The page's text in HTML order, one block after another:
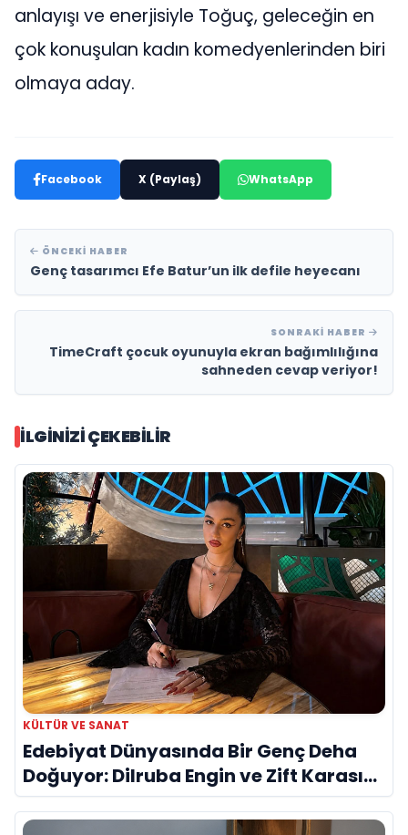
anlayışı ve enerjisiyle Toğuç, geleceğin en
çok konuşulan kadın komedyenlerinden biri
olmaya aday.
Facebook X (Paylaş) WhatsApp
ÖNCEKI HABER
Genç tasarımcı Efe Batur’un ilk defile heyecanı
SONRAKI HABER
TimeCraft çocuk oyunuyla ekran bağımlılığına
sahneden cevap veriyor!
İLGINIZI ÇEKEBILIR
KÜLTÜR VE SANAT
Edebiyat Dünyasında Bir Genç Deha
Doğuyor: Dilruba Engin ve Zift Karası
Evreni ‘AVENOİR’